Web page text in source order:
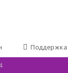
Поддержка